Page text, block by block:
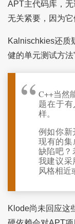
APT主代码库，
无关紧要，因为它
Kalnischkies还质
健的单元测试方法
C++当然
题在于
样。
例如你新
现有的
缺陷吧？
我建议采
风格相近
Klode尚未回应